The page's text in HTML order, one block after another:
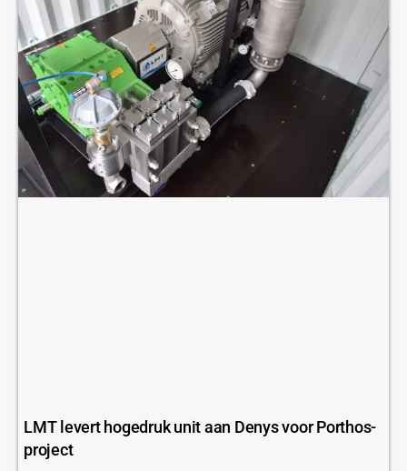
LMT levert hogedruk unit aan Denys voor Porthos-
project